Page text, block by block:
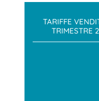
TARIFFE
TRIMESTRE